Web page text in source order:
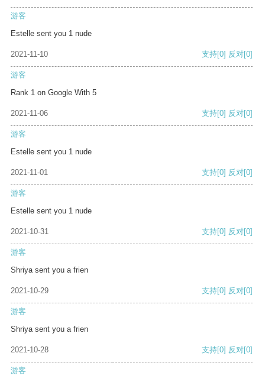
游客
Estelle sent you 1 nude
2021-11-10 支持[0] 反对[0]
游客
Rank 1 on Google With 5
2021-11-06 支持[0] 反对[0]
游客
Estelle sent you 1 nude
2021-11-01 支持[0] 反对[0]
游客
Estelle sent you 1 nude
2021-10-31 支持[0] 反对[0]
游客
Shriya sent you a frien
2021-10-29 支持[0] 反对[0]
游客
Shriya sent you a frien
2021-10-28 支持[0] 反对[0]
游客